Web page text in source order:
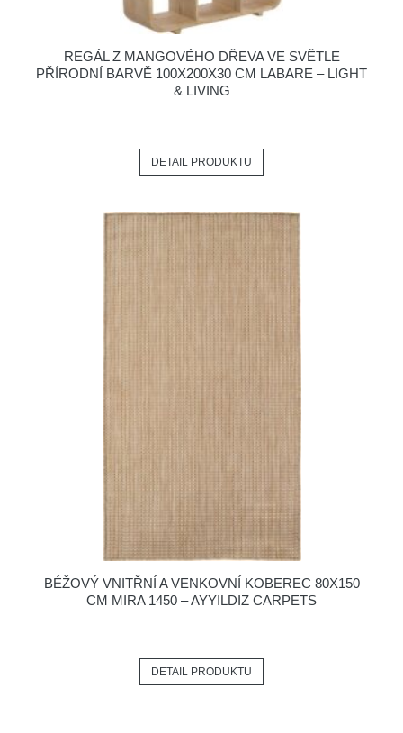
REGÁL Z MANGOVÉHO DŘEVA VE SVĚTLE
PŘÍRODNÍ BARVĚ 100X200X30 CM LABARE – LIGHT
& LIVING
DETAIL PRODUKTU
BÉŽOVÝ VNITŘNÍ A VENKOVNÍ KOBEREC 80X150
CM MIRA 1450 – AYYILDIZ CARPETS
DETAIL PRODUKTU